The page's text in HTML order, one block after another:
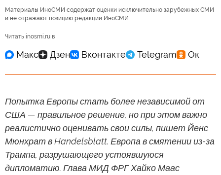
Материалы ИноСМИ содержат оценки исключительно зарубежных СМИ
и не отражают позицию редакции ИноСМИ
Читать inosmi.ru в
Попытка Европы стать более независимой от
США — правильное решение, но при этом важно
реалистично оценивать свои силы, пишет Йенс
Мюнхрат в Handelsblatt. Европа в смятении из-за
Трампа, разрушающего устоявшуюся
дипломатию. Глава МИД ФРГ Хайко Маас